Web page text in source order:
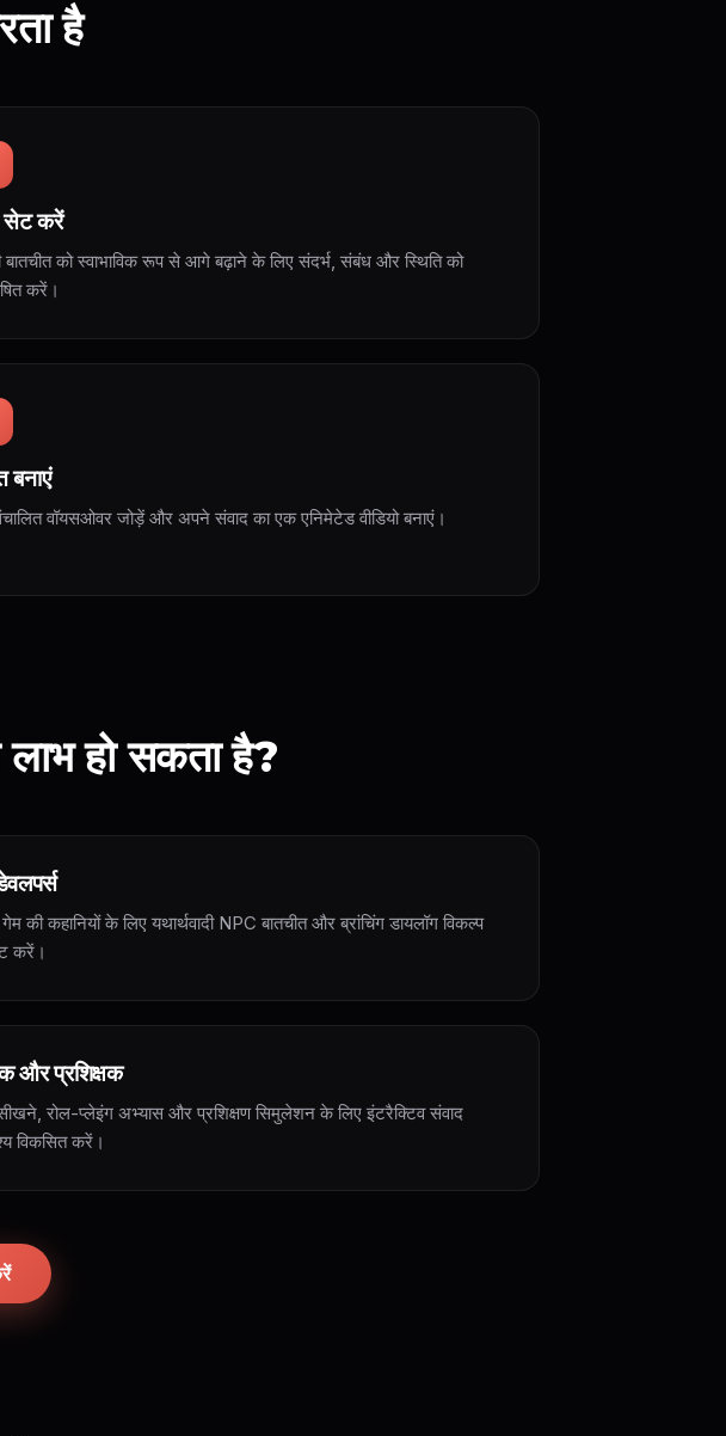
है
सेट करें
बातचीत को स्वाभाविक रूप से आगे बढ़ाने के लिए संदर्भ, संबंध और स्थिति को
करें।
बनाएं
वॉयसओवर जोड़ें और अपने संवाद का एक एनिमेटेड वीडियो बनाएं।
हो सकता है?
की कहानियों के लिए यथार्थवादी NPC बातचीत और ब्रांचिंग डायलॉग विकल्प
करें।
और प्रशिक्षक
सीखने, रोल-प्लेइंग अभ्यास और प्रशिक्षण सिमुलेशन के लिए इंटरैक्टिव संवाद
विकसित करें।